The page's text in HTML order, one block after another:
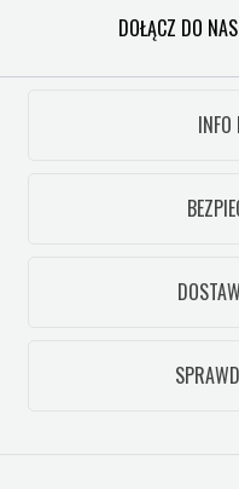
DOŁĄCZ DO NAS
INFO